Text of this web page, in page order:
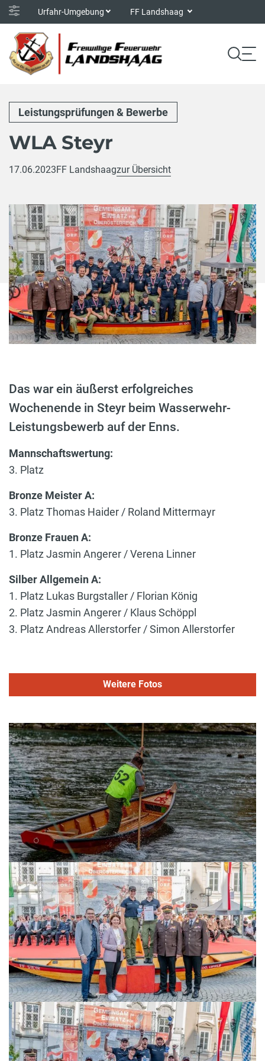
Urfahr-Umgebung FF Landshaag
Leistungsprüfungen & Bewerbe
WLA Steyr
17.06.2023FF Landshaagzur Übersicht
Das war ein äußerst erfolgreiches
Wochenende in Steyr beim Wasserwehr-
Leistungsbewerb auf der Enns.
Mannschaftswertung:
3. Platz
Bronze Meister A:
3. Platz Thomas Haider / Roland Mittermayr
Bronze Frauen A:
1. Platz Jasmin Angerer / Verena Linner
Silber Allgemein A:
1. Platz Lukas Burgstaller / Florian König
2. Platz Jasmin Angerer / Klaus Schöppl
3. Platz Andreas Allerstorfer / Simon Allerstorfer
Weitere Fotos